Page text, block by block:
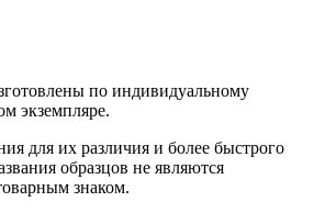
по индивидуальному
экземпляре.
для их различия и более быстрого
образцов не являются
знаком.